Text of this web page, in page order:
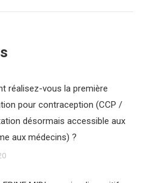
réalisez-vous la première
pour contraception (CCP /
désormais accessible aux
aux médecins) ?